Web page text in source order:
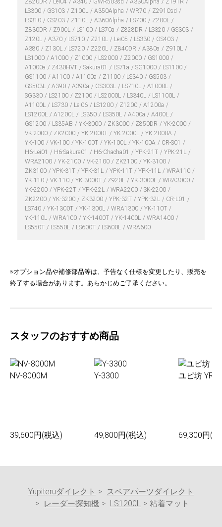
LS300
GS103 Z100L A350Alpha WR70
Z291Csd
LS310
GS203 Z110L A360Alpha LS700
Z200L
Z830DR
Z900L LS100 LS70a Z828DR LS320
GS303
Z120L
A370 LS710 Z210L Lei05 LS330
GS403
A380
Z130L LS720 Z220L Z840DR A380a
Z910L
LS1000
A1000 Z1000 LS2000 Z2000
GS1000
A1000a
Z430HVT Sakura01 LS71a SG1000
LS1100
GS1100
A1100 A1100a Z1100 LS340
GS503
GS503L
A390 A390a GS303L LS710L
A1000L
SG330
LS2100 Z2100 LS2000L LS340L
LS1100L
A1100L
LS730 Lei06 LS1200 Z1200
A1200a
LS1200L
A1200L LS350 LS350L A400a
A400L
GS1200
LS35AB YK-3000 ZK3000 Z850DR
YK-2000
VK-2000
ZK2000 YK-2000T YK-2000L
YK-2000A
YK-100
VK-100 YK-100T YK-100L YK-100A
CR-S01
H6-Lei01
H6-Sakura01 H6-Chacha01 YPK-21T
YPK-21L
WRA2100
YK-2100 VK-2100 ZK2100
YK-3100
ZK3100
YPK-31T YPK-31L YPK-11T YPK-11L
WRA110
YK-110
VK-110 YK-3000T Z920L YK-3000L
WRA3000
YK-2200
YPK-22T YPK-22L WRA2200
SK-2200
ZK2200
YK-3200 ZK3200 YPK-32T YPK-32L
CR-L01
LS740
YK-1300T YK-1300L WRA1300
YK-110T
YK-110L
WRA100 YK-1400T YK-1400L
WRA1400
LS550T
LS550L LS600T LS600L WRA600
※オプション品や補修部品等は、予告なく仕様を変更したり、販売を
終了する場合があります。あらかじめご了承ください。
スタッフのおすすめ商品
NV-8000M
39,600円(税込)
Y-3300
49,800円(税込)
ユピ坊 YR-
69,300円(
Yupiteruダイレクト
スペアパーツダイレクト
レーダー探知機
LS1200L 粘着マット